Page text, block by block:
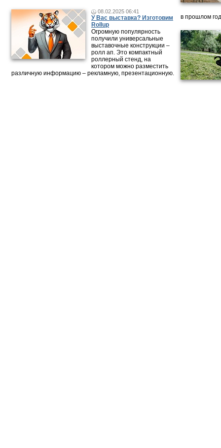
08.02.2025 06:41
У Вас выставка? Изготовим
Rollup
Огромную популярность
получили универсальные
выставочные конструкции –
ролл ап. Это компактный
роллерный стенд, на
котором можно разместить
различную информацию – рекламную, презентационную.
в прошлом